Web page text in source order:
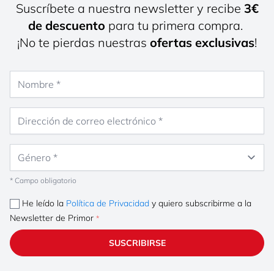
Suscríbete a nuestra newsletter y recibe 3€
de descuento para tu primera compra.
¡No te pierdas nuestras ofertas exclusivas!
* Campo obligatorio
He leído la Política de Privacidad y quiero subscribirme a la
Newsletter de Primor
SUSCRIBIRSE